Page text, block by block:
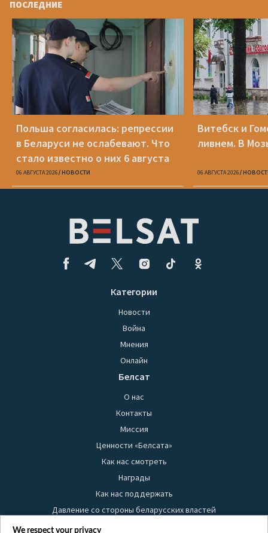
ПОСЛЕДНИЕ
Польша согласилась: репрессии
в Беларуси не ослабевают. Что
стало известно о них 6 августа
06 АВГУСТА 2026 НОВОСТИ
Витебск и
ливнем. В
06 АВГУСТА 2026
Категории
Новости
Война
Мнения
Онлайн
Белсат
О нас
Контакты
Миссия
Ценности «Белсата»
Как нас смотреть
Награды
Как нас поддержать
Давление со стороны беларусских властей
Правила использования материалов
We respect your privacy